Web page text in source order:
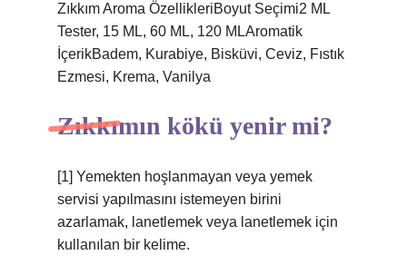
Zıkkım Aroma ÖzellikleriBoyut Seçimi2 ML
Tester, 15 ML, 60 ML, 120 MLAromatik
İçerikBadem, Kurabiye, Bisküvi, Ceviz, Fıstık
Ezmesi, Krema, Vanilya
Zıkkımın kökü yenir mi?
[1] Yemekten hoşlanmayan veya yemek
servisi yapılmasını istemeyen birini
azarlamak, lanetlemek veya lanetlemek için
kullanılan bir kelime.